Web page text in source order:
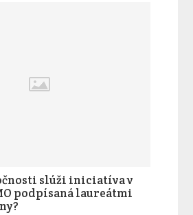
slúži iniciatíva v
podpísaná laureátmi